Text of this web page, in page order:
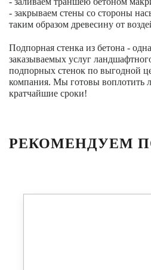
- закрываем стены со стороны
таким образом древесину от
Подпорная стенка из бетона -
заказываемых услуг
подпорных стенок по выгодной
компания. Мы готовы воплотить
кратчайшие сроки!
РЕКОМЕНДУЕМ